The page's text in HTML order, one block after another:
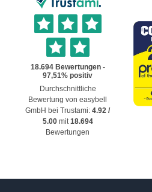
Durchschnittliche
Bewertung von easybell
GmbHbei Trustami:4.92 /
5.00mit 18.694
Bewertungen